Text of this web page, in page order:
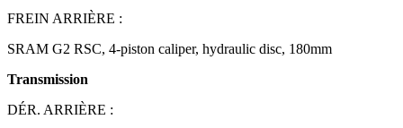
FREIN ARRIÈRE :
SRAM G2 RSC, 4-piston caliper, hydraulic disc, 180mm
Transmission
DÉR. ARRIÈRE :